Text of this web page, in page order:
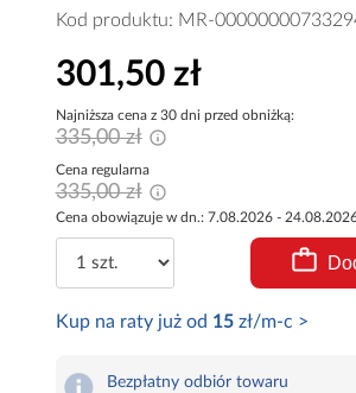
Kod produktu: MR-
301,50 zł
Najniższa cena z 30 dni przed obniżką:
335,00 zł
Cena regularna
335,00 zł
Cena obowiązuje w dn.: 7.08.2026 -
Kup na raty już od 15zł/m-c >
Bezpłatny odbiór towaru